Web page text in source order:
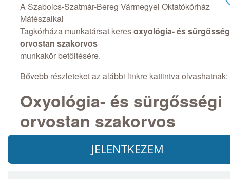
A Szabolcs-Szatmár-Bereg Vármegyei Oktatókórház
Mátészalkai
Tagkórháza munkatársat keresoxyológia- és
orvostan szakorvos
munkakör betöltésére.
Bővebb részleteket az alábbi linkre kattintva olvashatnak:
Oxyológia- és sürgősségi
orvostan szakorvos
JELENTKEZEM